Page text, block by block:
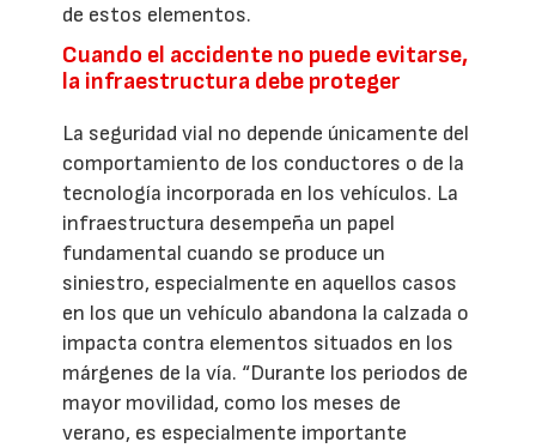
de estos elementos.
Cuando el accidente no puede evitarse,
la infraestructura debe proteger
La seguridad vial no depende únicamente del
comportamiento de los conductores o de la
tecnología incorporada en los vehículos. La
infraestructura desempeña un papel
fundamental cuando se produce un
siniestro, especialmente en aquellos casos
en los que un vehículo abandona la calzada o
impacta contra elementos situados en los
márgenes de la vía. “Durante los periodos de
mayor movilidad, como los meses de
verano, es especialmente importante